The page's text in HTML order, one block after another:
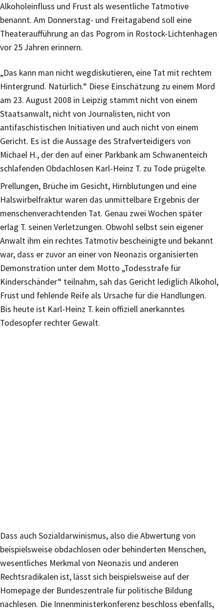
Alkoholeinfluss und Frust als wesentliche Tatmotive
benannt. Am Donnerstag- und Freitagabend soll eine
Theateraufführung an das Pogrom in Rostock-Lichtenhagen
vor 25 Jahren erinnern.
„Das kann man nicht wegdiskutieren, eine Tat mit rechtem
Hintergrund. Natürlich.“ Diese Einschätzung zu einem Mord
am 23. August 2008 in Leipzig stammt nicht von einem
Staatsanwalt, nicht von Journalisten, nicht von
antifaschistischen Initiativen und auch nicht von einem
Gericht. Es ist die Aussage des Strafverteidigers von
Michael H., der den auf einer Parkbank am Schwanenteich
schlafenden Obdachlosen Karl-Heinz T. zu Tode prügelte.
Prellungen, Brüche im Gesicht, Hirnblutungen und eine
Halswirbelfraktur waren das unmittelbare Ergebnis der
menschenverachtenden Tat. Genau zwei Wochen später
erlag T. seinen Verletzungen. Obwohl selbst sein eigener
Anwalt ihm ein rechtes Tatmotiv bescheinigte und bekannt
war, dass er zuvor an einer von Neonazis organisierten
Demonstration unter dem Motto „Todesstrafe für
Kinderschänder“ teilnahm, sah das Gericht lediglich Alkohol,
Frust und fehlende Reife als Ursache für die Handlungen.
Bis heute ist Karl-Heinz T. kein offiziell anerkanntes
Todesopfer rechter Gewalt.
Dass auch Sozialdarwinismus, also die Abwertung von
beispielsweise obdachlosen oder behinderten Menschen,
wesentliches Merkmal von Neonazis und anderen
Rechtsradikalen ist, lässt sich beispielsweise auf der
Homepage der Bundeszentrale für politische Bildung
nachlesen. Die Innenministerkonferenz beschloss ebenfalls,